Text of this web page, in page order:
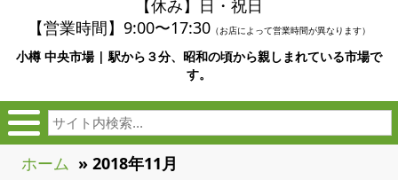
【休み】日・祝日
【営業時間】9:00〜17:30（お店によって営業時間が異なります）
小樽 中央市場 | 駅から３分、昭和の頃から親しまれている市場で
す。
ホーム » 2018年11月